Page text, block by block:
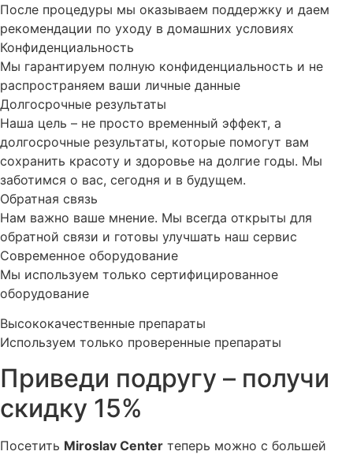
После процедуры мы оказываем поддержку и даем
рекомендации по уходу в домашних условиях
Конфиденциальность
Мы гарантируем полную конфиденциальность и не
распространяем ваши личные данные
Долгосрочные результаты
Наша цель – не просто временный эффект, а
долгосрочные результаты, которые помогут вам
сохранить красоту и здоровье на долгие годы. Мы
заботимся о вас, сегодня и в будущем.
Обратная связь
Нам важно ваше мнение. Мы всегда открыты для
обратной связи и готовы улучшать наш сервис
Современное оборудование
Мы используем только сертифицированное
оборудование
Высококачественные препараты
Используем только проверенные препараты
Приведи подругу – получи
скидку 15%
Посетить Miroslav Сenter теперь можно с большей